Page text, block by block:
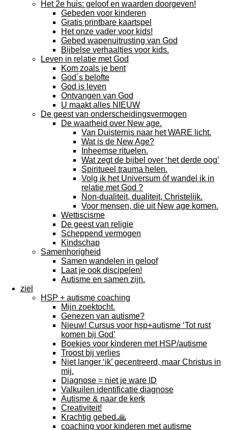
Het 2e huis: geloof en waarden doorgeven!
Gebeden voor kinderen
Gratis printbare kaartspel
Het onze vader voor kids!
Gebed wapenuitrusting van God
Bijbelse verhaaltjes voor kids.
Leven in relatie met God
Kom zoals je bent
God´s belofte
God is leven
Ontvangen van God
U maakt alles NIEUW
De geest van onderscheidingsvermogen
De waarheid over New age.
Van Duisternis naar het WARE licht.
Wat is de New Age?
Inheemse rituelen.
Wat zegt de bijbel over ‘het derde oog’
Spiritueel trauma helen.
Volg ik het Universum óf wandel ik in
relatie met God ?
Non-dualiteit, dualiteit, Christelijk.
Voor mensen, die uit New age komen.
Wettiscisme
De geest van religie
Scheppend vermogen
Kindschap
Samenhorigheid
Samen wandelen in geloof
Laat je ook discipelen!
Autisme en samen zijn.
ziel
HSP + autisme coaching
Mijn zoektocht.
Genezen van autisme?
Nieuw! Cursus voor hsp+autisme ‘Tot rust
komen bij God’
Boekjes voor kinderen met HSP/autisme
Troost bij verlies
Niet langer ‘ik’ gecentreerd, maar Christus in
mij.
Diagnose = niet je ware ID
Valkuilen identificatie diagnose
Autisme & naar de kerk
Creativiteit!
Krachtig gebed.🙏
coaching voor kinderen met autisme